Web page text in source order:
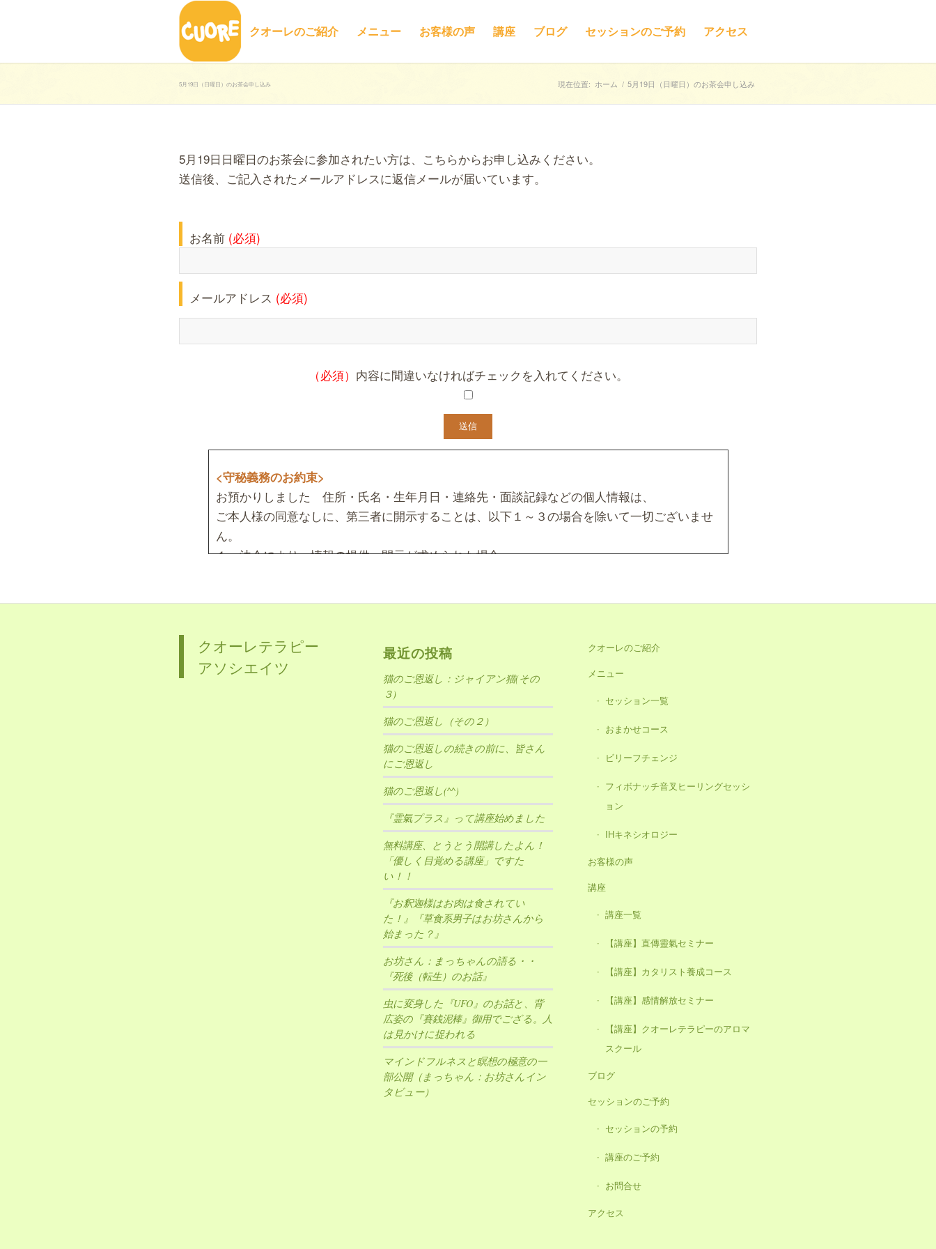
クオーレのご紹介 メニュー お客様の声 講座 ブログ セッションのご予約 アクセス
5月19日（日曜日）のお茶会申し込み 現在位置: ホーム / 5月19日（日曜日）のお茶会申し込み
5月19日日曜日のお茶会に参加されたい方は、こちらからお申し込みください。
送信後、ご記入されたメールアドレスに返信メールが届いています。
お名前 (必須)
メールアドレス (必須)
（必須） 内容に間違いなければチェックを入れてください。
<守秘義務のお約束>
お預かりしました 住所・氏名・生年月日・連絡先・面談記録などの個人情報は、
ご本人様の同意なしに、第三者に開示することは、以下１～３の場合を除いて一切ございませ
ん。
１、法令により、情報の提供、開示が求められた場合。
統計データの抽出。
当サイトで収集される、ご相談者の個人情報は、本人の許可なく、第三者にプライバシー情報
ただし、裁判所、警察、消費者センターまたはこれらに準じた権限をもった機関から要請があ
これに応じて情報を開示させていただきます。
クオーレテラピー
アソシエイツ
最近の投稿
猫のご恩返し：ジャイアン猫(その
３)
猫のご恩返し（その２）
猫のご恩返しの続きの前に、皆さん
にご恩返し
猫のご恩返し(^^)
『霊氣プラス』って講座始めました
無料講座、とうとう開講したよん！
「優しく目覚める講座」ですた
い！！
『お釈迦様はお肉は食されてい
た！』『草食系男子はお坊さんから
始まった？』
お坊さん：まっちゃんの語る・・
『死後（転生）のお話』
虫に変身した『UFO』のお話と、背
広姿の『賽銭泥棒』御用でござる。人
は見かけに捉われる
マインドフルネスと瞑想の極意の一
部公開（まっちゃん：お坊さんイン
タビュー）
クオーレのご紹介
メニュー
セッション一覧
おまかせコース
ビリーフチェンジ
フィボナッチ音叉ヒーリングセッシ
ョン
IHキネシオロジー
お客様の声
講座
講座一覧
【講座】直傳靈氣セミナー
【講座】カタリスト養成コース
【講座】感情解放セミナー
【講座】クオーレテラピーのアロマ
スクール
ブログ
セッションのご予約
セッションの予約
講座のご予約
お問合せ
アクセス